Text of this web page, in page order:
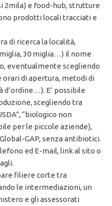
2mila) e food-hub, strutture
prodotti locali tracciati e
di ricerca la località,
30 miglia…) il nome
eventualmente scegliendo
di apertura, metodi di
E’ possibile
scegliendo tra
“biologico non
per le piccole aziende),
GAP, senza antibiotici.
ed E-mail, link al sito o
filiere corte tra
le intermediazioni, un
e gli assessorati